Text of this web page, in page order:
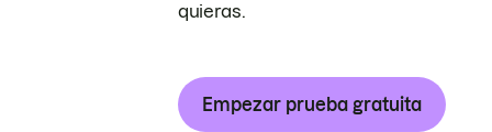
quieras.
Empezar prueba gratuita